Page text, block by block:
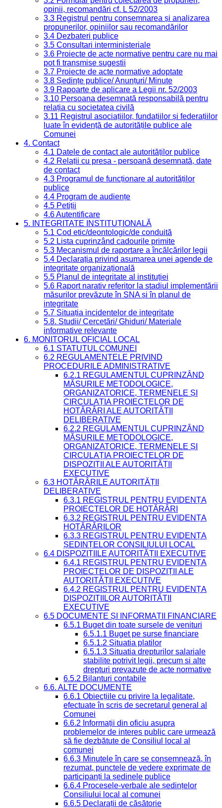
opinii, recomandări cf. L 52/2003
3.3 Registrul pentru consemnarea și analizarea
propunerilor, opiniilor sau recomandărilor
3.4 Dezbateri publice
3.5 Consultari interministeriale
3.6 Proiecte de acte normative pentru care nu mai
pot fi transmise sugestii
3.7 Proiecte de acte normative adoptate
3.8 Ședințe publice/ Anunțuri/ Minute
3.9 Rapoarte de aplicare a Legii nr. 52/2003
3.10 Persoana desemnată responsabilă pentru
relația cu societatea civilă
3.11 Registrul asociațiilor, fundațiilor și federațiilor
luate în evidență de autoritățile publice ale
Comunei
4. Contact
4.1 Datele de contact ale autorităților publice
4.2 Relații cu presa - persoană desemnată, date
de contact
4.3 Programul de funcționare al autorităților
publice
4.4 Program de audiențe
4.5 Petiții
4.6 Autentificare
5. INTEGRITATE INSTITUȚIONALĂ
5.1 Cod etic/deontologic/de conduită
5.2 Lista cuprinzând cadourile primite
5.3 Mecanismul de raportare a încălcărilor legii
5.4 Declarația privind asumarea unei agende de
integritate organizațională
5.5 Planul de integritate al instituției
5.6 Raport narativ referitor la stadiul implementării
măsurilor prevăzute în SNA și în planul de
integritate
5.7 Situația incidentelor de integritate
5.8. Studii/ Cercetări/ Ghiduri/ Materiale
informative relevante
6. MONITORUL OFICIAL LOCAL
6.1 STATUTUL COMUNEI
6.2 REGULAMENTELE PRIVIND
PROCEDURILE ADMINISTRATIVE
6.2.1 REGULAMENTUL CUPRINZÂND
MĂSURILE METODOLOGICE,
ORGANIZATORICE, TERMENELE ȘI
CIRCULAȚIA PROIECTELOR DE
HOTĂRÂRI ALE AUTORITĂȚII
DELIBERATIVE
6.2.2 REGULAMENTUL CUPRINZÂND
MĂSURILE METODOLOGICE,
ORGANIZATORICE, TERMENELE ȘI
CIRCULAȚIA PROIECTELOR DE
DISPOZIȚII ALE AUTORITĂȚII
EXECUTIVE
6.3 HOTĂRÂRILE AUTORITĂȚII
DELIBERATIVE
6.3.1 REGISTRUL PENTRU EVIDENȚA
PROIECTELOR DE HOTĂRÂRI
6.3.2 REGISTRUL PENTRU EVIDENȚA
HOTĂRÂRILOR
6.3.3 REGISTRUL PENTRU EVIDENȚA
ȘEDINȚELOR CONSILIULUI LOCAL
6.4 DISPOZIȚIILE AUTORITĂȚII EXECUTIVE
6.4.1 REGISTRUL PENTRU EVIDENȚA
PROIECTELOR DE DISPOZIȚII ALE
AUTORITĂȚII EXECUTIVE
6.4.2 REGISTRUL PENTRU EVIDENȚA
DISPOZIȚIILOR AUTORITĂȚII
EXECUTIVE
6.5 DOCUMENTE ȘI INFORMAȚII FINANCIARE
6.5.1 Buget din toate sursele de venituri
6.5.1.1 Buget pe surse financiare
6.5.1.2 Situatia platilor
6.5.1.3 Situatia drepturilor salariale
stabilite potrivit legii, precum si alte
drepturi prevazute de acte normative
6.5.2 Bilanturi contabile
6.6. ALTE DOCUMENTE
6.6.1 Obiecțiile cu privire la legalitate,
efectuate în scris de secretarul general al
Comunei
6.6.2 Informații din oficiu asupra
problemelor de interes public care urmează
să fie dezbătute de Consiliul local al
comunei
6.6.3 Minutele în care se consemnează, în
rezumat, punctele de vedere exprimate de
participanți la ședinele publice
6.6.4 Procesele-verbale ale ședințelor
Consiliului local al comunei
6.6.5 Declarații de căsătorie